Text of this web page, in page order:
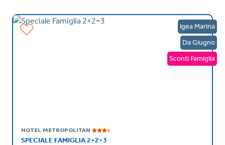
Igea Marina
Da Giugno
Sconti Famiglia
HOTEL METROPOLITAN S
SPECIALE FAMIGLIA 2+2=3